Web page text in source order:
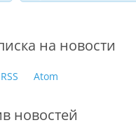
на новости
RSS Atom
новостей